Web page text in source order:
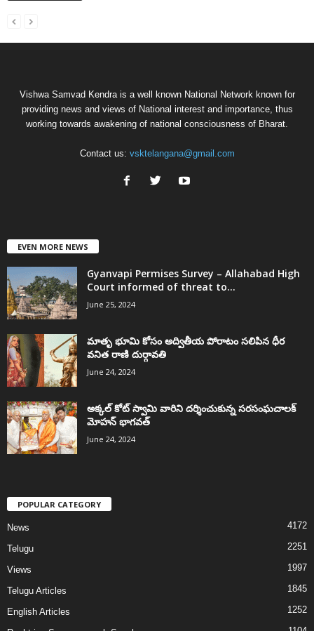
Vishwa Samvad Kendra is a well known National Network known for
providing news and views of National interest and importance, thus
working towards awakening of national consciousness of Bharat.
Contact us: vsktelangana@gmail.com
EVEN MORE NEWS
Gyanvapi Permises Survey – Allahabad High
Court informed of threat to...
June 25, 2024
మాతృ భూమి కోసం అద్వితీయ పోరాటం సలిపిన ధీర
వనిత రాణి దుర్గావతి
June 24, 2024
అక్కల్‌ కోట్‌ స్వామి వారిని దర్శించుకున్న సరసంఘచాలక్
మోహన్ భాగవత్
June 24, 2024
POPULAR CATEGORY
News 4172
Telugu 2251
Views 1997
Telugu Articles 1845
English Articles 1252